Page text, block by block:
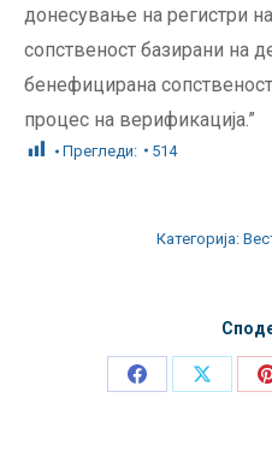
донесување на регистри
сопственост базирани на
бенефицирана
процес на верификација.”
Прегледи: 514
Категорија:
Share
Share